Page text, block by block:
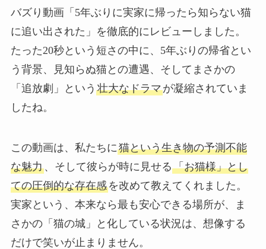
バズり動画「5年ぶりに実家に帰ったら知らない猫
に追い出された」を徹底的にレビューしました。
たった20秒という短さの中に、5年ぶりの帰省とい
う背景、見知らぬ猫との遭遇、そしてまさかの
「追放劇」という 壮大なドラマが凝縮されていま
したね。
この動画は、私たちに猫という生き物の予測不能
な魅力、そして彼らが時に見せる「お猫様」とし
ての圧倒的な存在感を改めて教えてくれました。
実家という、本来なら最も安心できる場所が、ま
さかの「猫の城」と化している状況は、想像する
だけで笑いが止まりません。